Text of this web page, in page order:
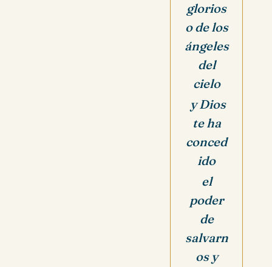
glorios
o de los
ángeles
del
cielo
y Dios
te ha
conced
ido
el
poder
de
salvarn
os y